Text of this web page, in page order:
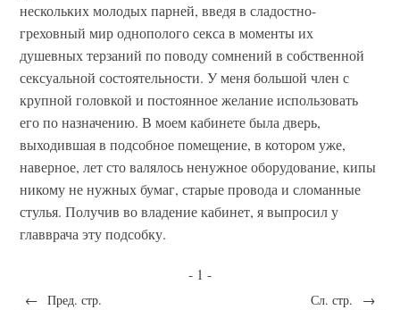
нескольких молодых парней, введя в сладостно-
греховный мир однополого секса в моменты их
душевных терзаний по поводу сомнений в собственной
сексуальной состоятельности. У меня большой член с
крупной головкой и постоянное желание использовать
его по назначению. В моем кабинете была дверь,
выходившая в подсобное помещение, в котором уже,
наверное, лет сто валялось ненужное оборудование, кипы
никому не нужных бумаг, старые провода и сломанные
стулья. Получив во владение кабинет, я выпросил у
главврача эту подсобку.
- 1 -
← Пред. стр. Сл. стр. →